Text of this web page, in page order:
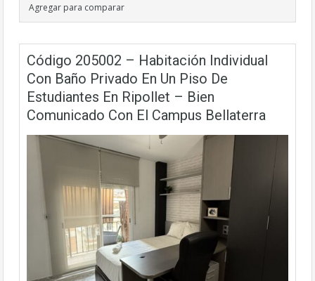
Agregar para comparar
Código 205002 – Habitación Individual
Con Baño Privado En Un Piso De
Estudiantes En Ripollet – Bien
Comunicado Con El Campus Bellaterra